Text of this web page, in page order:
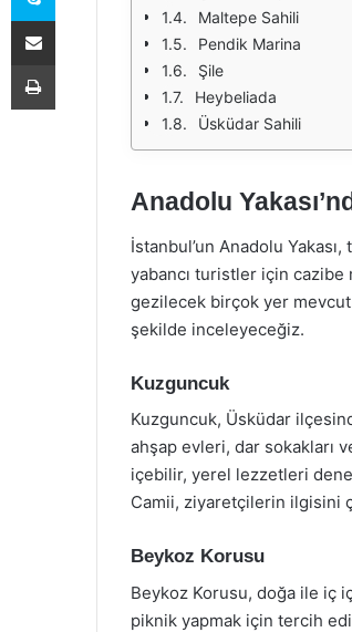
Maltepe Sahili
Pendik Marina
Şile
Heybeliada
Üsküdar Sahili
Anadolu
İstanbul’un Anadolu
yabancı turistler için cazibe
gezilecek birçok yer
şekilde inceleyeceğiz.
Kuzguncuk
Kuzguncuk, Üsküdar
ahşap evleri, dar sokakları
içebilir, yerel lezzetleri
Camii, ziyaretçilerin ilgisini
Beykoz Korusu
Beykoz Korusu, doğa ile iç
piknik yapmak için tercih
E-Posta ile paylaş